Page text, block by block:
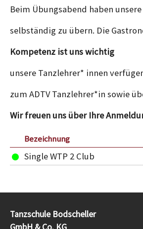
Beim Übungsabend haben
selbständig zu übern. Die
Kompetenz ist uns wichtig
unsere Tanzlehrer* innen
zum ADTV Tanzlehrer*in sowie
Wir freuen uns über Ihre
Bezeichnung
Single WTP 2 Club
Tanzschule Bodscheller